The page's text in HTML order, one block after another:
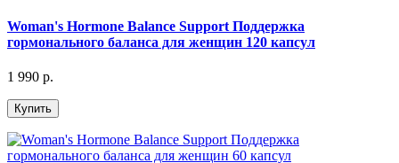
Woman's Hormone Balance Support Поддержка
гормонального баланса для женщин 120 капсул
1 990 р.
Купить